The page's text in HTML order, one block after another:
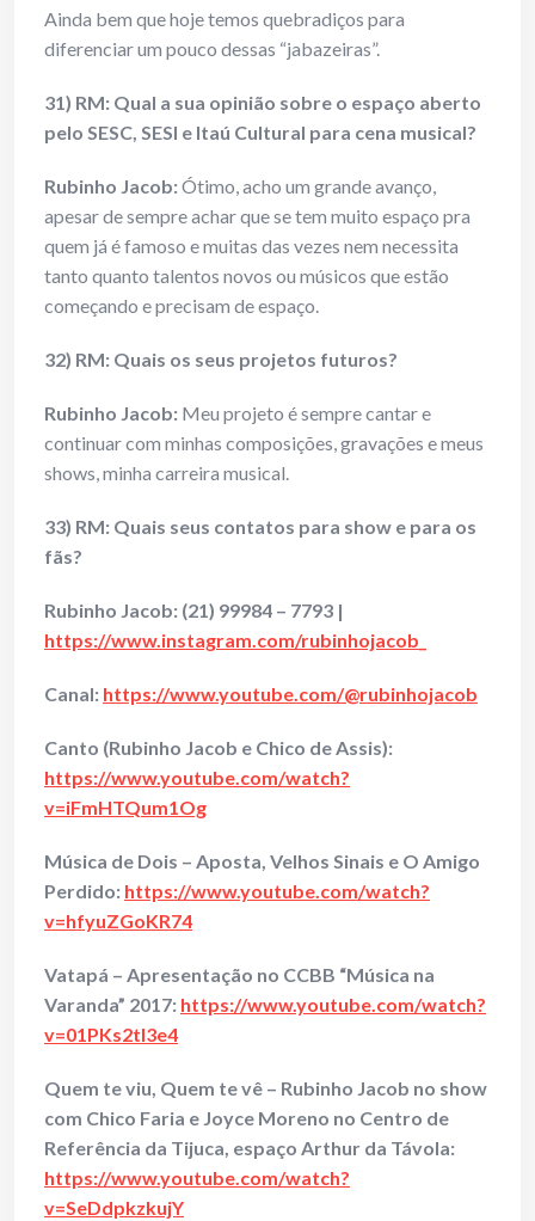
Ainda bem que hoje temos quebradiços para
diferenciar um pouco dessas “jabazeiras”.
31) RM: Qual a sua opinião sobre o espaço aberto
pelo SESC, SESI e Itaú Cultural para cena musical?
Rubinho Jacob:Ótimo, acho um grande avanço,
apesar de sempre achar que se tem muito espaço pra
quem já é famoso e muitas das vezes nem necessita
tanto quanto talentos novos ou músicos que estão
começando e precisam de espaço.
32) RM: Quais os seus projetos futuros?
Rubinho Jacob: Meu projeto é sempre cantar e
continuar com minhas composições, gravações e meus
shows, minha carreira musical.
33) RM: Quais seus contatos para show e para os
fãs?
Rubinho Jacob: (21) 99984 – 7793 |
https://www.instagram.com/rubinhojacob_
Canal: https://www.youtube.com/@rubinhojacob
Canto (Rubinho Jacob e Chico de Assis):
https://www.youtube.com/watch?
v=iFmHTQum1Og
Música de Dois – Aposta, Velhos Sinais e O Amigo
Perdido: https://www.youtube.com/watch?
v=hfyuZGoKR74
Vatapá – Apresentação no CCBB “Música na
Varanda” 2017: https://www.youtube.com/watch?
v=01PKs2tl3e4
Quem te viu, Quem te vê – Rubinho Jacob no show
com Chico Faria e Joyce Moreno no Centro de
Referência da Tijuca, espaço Arthur da Távola:
https://www.youtube.com/watch?
v=SeDdpkzkujY